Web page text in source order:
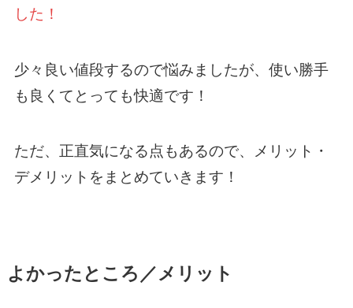
した！
少々良い値段するので悩みましたが、使い勝手
も良くてとっても快適です！
ただ、正直気になる点もあるので、メリット・
デメリットをまとめていきます！
よかったところ／メリット